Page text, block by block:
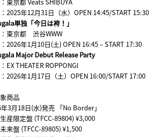
東京都 Veats SHIBUYA
2025年12月31日（水）OPEN 14:45/START 15:30
単独「今日は袴！」
東京都 渋谷WWW
2026年1月10日(土) OPEN 16:45 – START 17:30
Major Debut Release Party
EX THEATER ROPPONGI
2026年1月17日（土）OPEN 16:00/START 17:00
商品
3月18日(水)発売 「No Border」
産限定盤 (TFCC-89804) ¥3,000
来盤 (TFCC-89805) ¥1,500